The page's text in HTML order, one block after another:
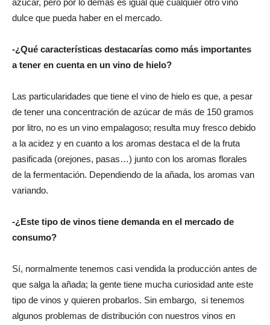
dulce que pueda haber en el mercado.
-¿Qué características destacarías como más importantes
a tener en cuenta en un vino de hielo?
Las particularidades que tiene el vino de hielo es que, a pesar
de tener una concentración de azúcar de más de 150 gramos
por litro, no es un vino empalagoso; resulta muy fresco debido
a la acidez y en cuanto a los aromas destaca el de la fruta
pasificada (orejones, pasas…) junto con los aromas florales
de la fermentación. Dependiendo de la añada, los aromas van
variando.
-¿Este tipo de vinos tiene demanda en el mercado de
consumo?
Sí, normalmente tenemos casi vendida la producción antes de
que salga la añada; la gente tiene mucha curiosidad ante este
tipo de vinos y quieren probarlos. Sin embargo, si tenemos
algunos problemas de distribución con nuestros vinos en